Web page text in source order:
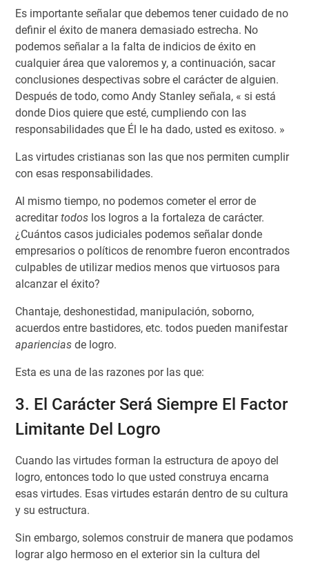
Es importante señalar que debemos tener cuidado de no
definir el éxito de manera demasiado estrecha. No
podemos señalar a la falta de indicios de éxito en
cualquier área que valoremos y, a continuación, sacar
conclusiones despectivas sobre el carácter de alguien.
Después de todo, como Andy Stanley señala, « si está
donde Dios quiere que esté, cumpliendo con las
responsabilidades que Él le ha dado, usted es exitoso. »
Las virtudes cristianas son las que nos permiten cumplir
con esas responsabilidades.
Al mismo tiempo, no podemos cometer el error de
acreditartodos los logros a la fortaleza de carácter.
¿Cuántos casos judiciales podemos señalar donde
empresarios o políticos de renombre fueron encontrados
culpables de utilizar medios menos que virtuosos para
alcanzar el éxito?
Chantaje, deshonestidad, manipulación, soborno,
acuerdos entre bastidores, etc. todos pueden manifestar
aparienciasde logro.
Esta es una de las razones por las que:
3. El Carácter Será Siempre El Factor
Limitante Del Logro
Cuando las virtudes forman la estructura de apoyo del
logro, entonces todo lo que usted construya encarna
esas virtudes. Esas virtudes estarán dentro de su cultura
y su estructura.
Sin embargo, solemos construir de manera que podamos
lograr algo hermoso en el exterior sin la cultura del